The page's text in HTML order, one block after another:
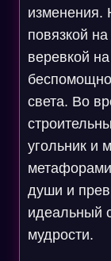
изменения.
повязкой
веревкой
света. Во
угольник и
души и
идеальный
мудрости.